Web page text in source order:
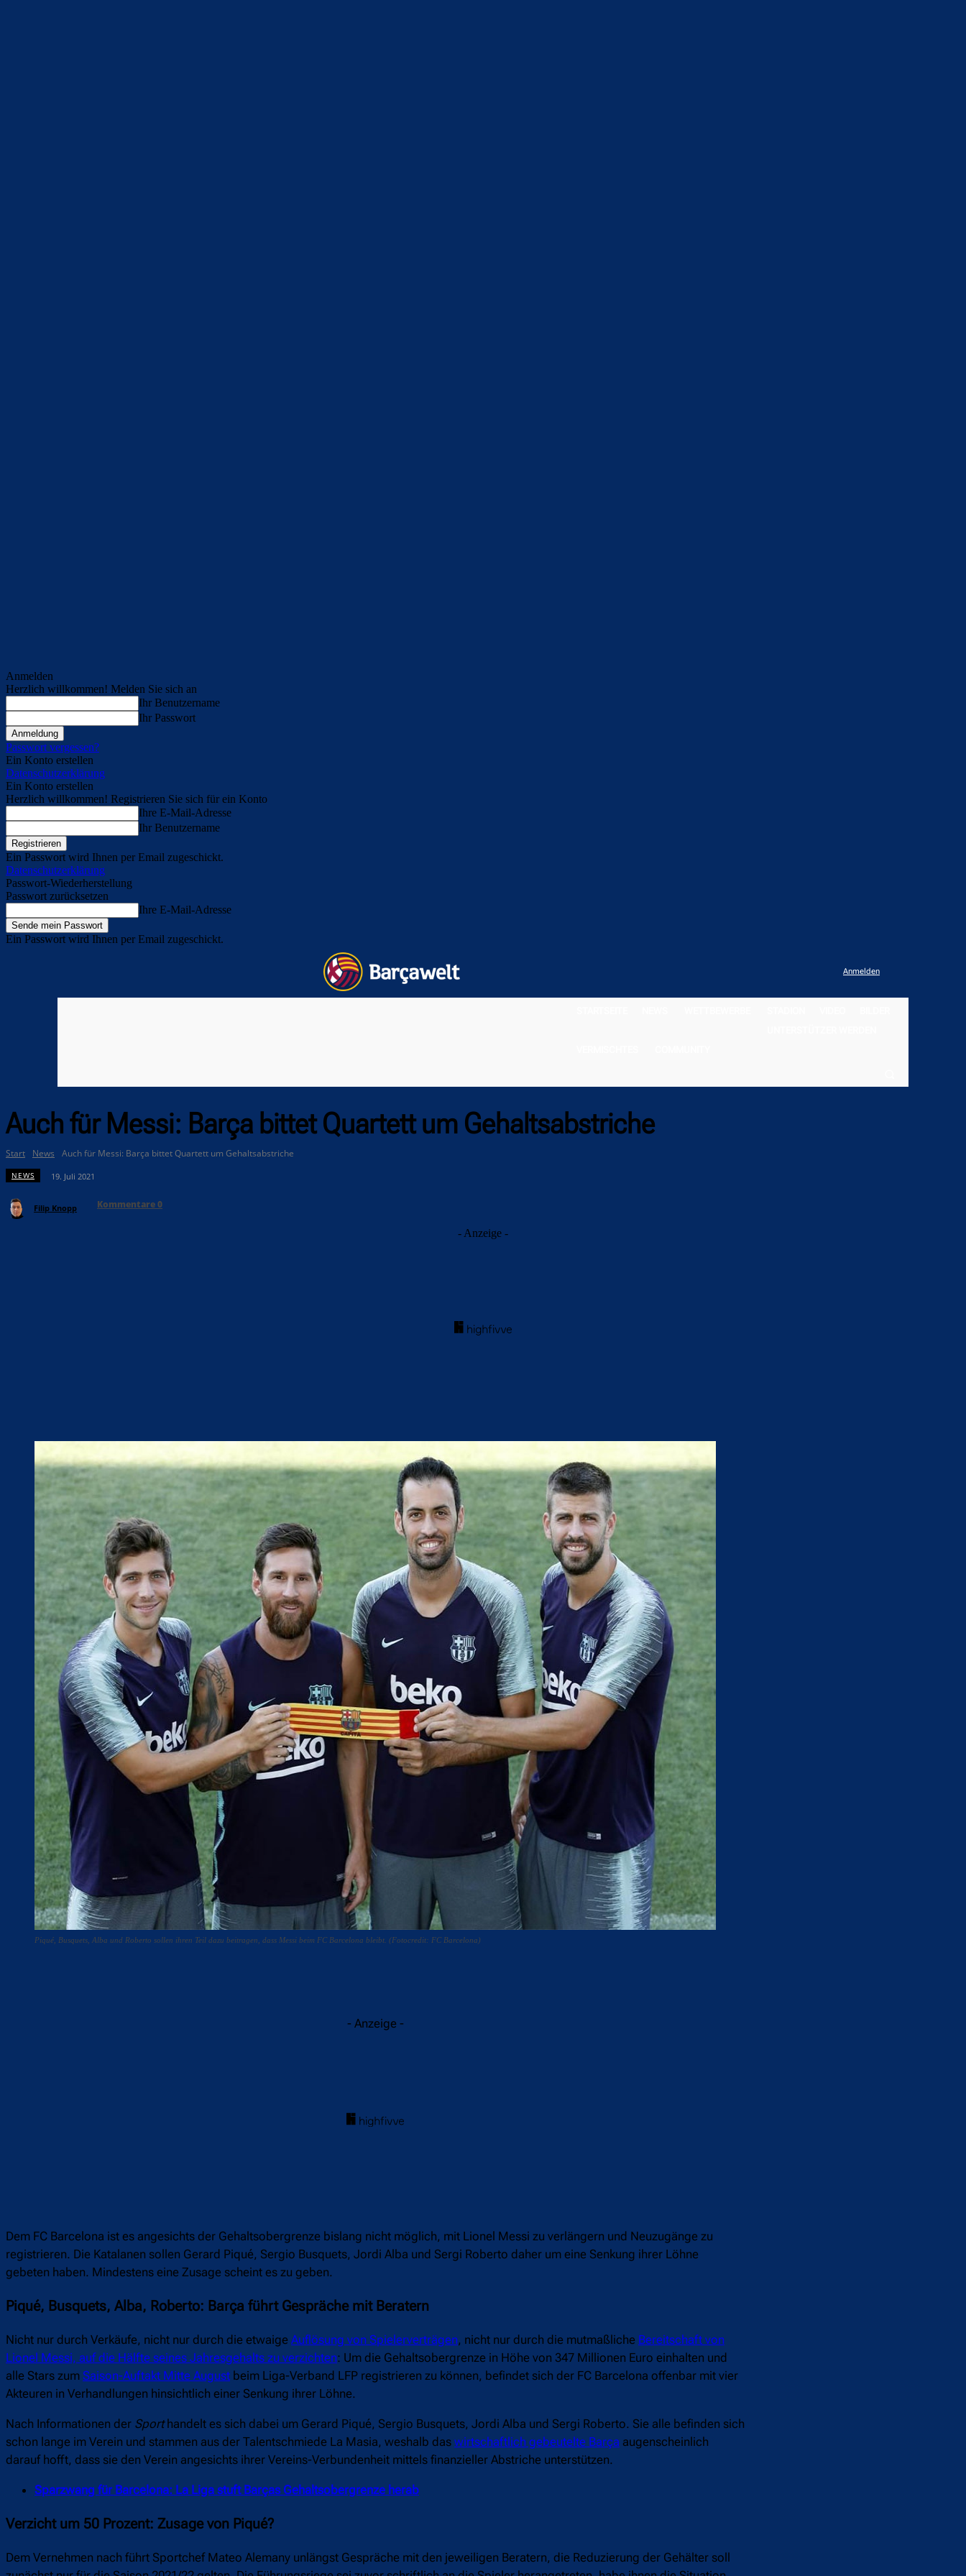
Anmelden
Herzlich willkommen! Melden Sie sich an
Ihr Benutzername
Ihr Passwort
Passwort vergessen?
Ein Konto erstellen
Datenschutzerklärung
Ein Konto erstellen
Herzlich willkommen! Registrieren Sie sich für ein Konto
Ihre E-Mail-Adresse
Ihr Benutzername
Ein Passwort wird Ihnen per Email zugeschickt.
Datenschutzerklärung
Passwort-Wiederherstellung
Passwort zurücksetzen
Ihre E-Mail-Adresse
Ein Passwort wird Ihnen per Email zugeschickt.
Anmelden
Auch für Messi: Barça bittet Quartett um Gehaltsabstriche
Start News Auch für Messi: Barça bittet Quartett um Gehaltsabstriche
NEWS 19. Juli 2021
Filip Knopp Kommentare0
- Anzeige -
Piqué, Busquets, Alba und Roberto sollen ihren Teil dazu beitragen, dass Messi beim FC Barcelona bleibt. (Fotocredit: FC Barcelona)
- Anzeige -
Dem FC Barcelona ist es angesichts der Gehaltsobergrenze bislang nicht möglich, mit Lionel Messi zu verlängern und Neuzugänge zu
registrieren. Die Katalanen sollen Gerard Piqué, Sergio Busquets, Jordi Alba und Sergi Roberto daher um eine Senkung ihrer Löhne
gebeten haben. Mindestens eine Zusage scheint es zu geben.
Piqué, Busquets, Alba, Roberto: Barça führt Gespräche mit Beratern
Nicht nur durch Verkäufe, nicht nur durch die etwaige Auflösung von Spielerverträgen, nicht nur durch die mutmaßliche Bereitschaft von
Lionel Messi, auf die Hälfte seines Jahresgehalts zu verzichten: Um die Gehaltsobergrenze in Höhe von 347 Millionen Euro einhalten und
alle Stars zum Saison-Auftakt Mitte August beim Liga-Verband LFP registrieren zu können, befindet sich der FC Barcelona offenbar mit vier
Akteuren in Verhandlungen hinsichtlich einer Senkung ihrer Löhne.
Nach Informationen der Sporthandelt es sich dabei um Gerard Piqué, Sergio Busquets, Jordi Alba und Sergi Roberto. Sie alle befinden sich
schon lange im Verein und stammen aus der Talentschmiede La Masia, weshalb das wirtschaftlich gebeutelte Barça augenscheinlich
darauf hofft, dass sie den Verein angesichts ihrer Vereins-Verbundenheit mittels finanzieller Abstriche unterstützen.
Sparzwang für Barcelona: La Liga stuft Barças Gehaltsobergrenze herab
Verzicht um 50 Prozent: Zusage von Piqué?
Dem Vernehmen nach führt Sportchef Mateo Alemany unlängst Gespräche mit den jeweiligen Beratern, die Reduzierung der Gehälter soll